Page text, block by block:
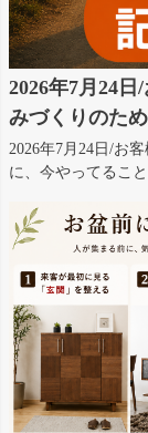
2026年7月24
みづくりのた
2026年7月24日/お
に、今やってること